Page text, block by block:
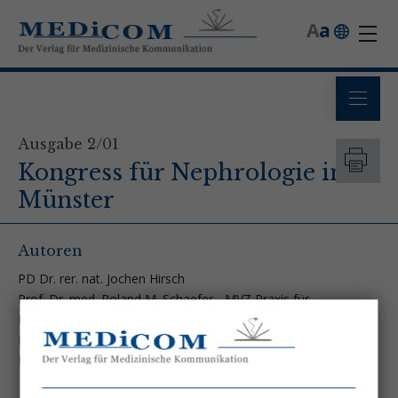
a
A
Ausgabe 2/01
Kongress für Nephrologie in
Münster
Autoren
PD Dr. rer. nat. Jochen Hirsch
Prof. Dr. med. Roland M. Schaefer - MVZ Praxis für
Immunologie
Prof. Dr. rer. nat. Eberhard Schlatter - Universitätsklinikum
Münster